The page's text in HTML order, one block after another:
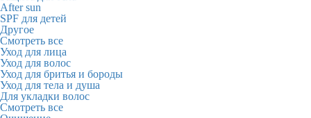
After sun
SPF для детей
Другое
Смотреть все
Уход для лица
Уход для волос
Уход для бритья и бороды
Уход для тела и душа
Для укладки волос
Смотреть все